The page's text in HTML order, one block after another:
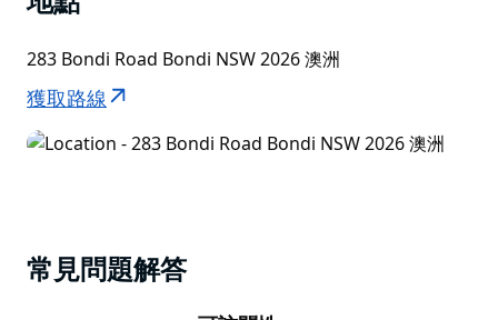
內空間，充足的自然光透過天窗照射進來，散發著柴火的
283 Bondi Road Bondi NSW 2026 澳洲
獲取路線
常見問題解答